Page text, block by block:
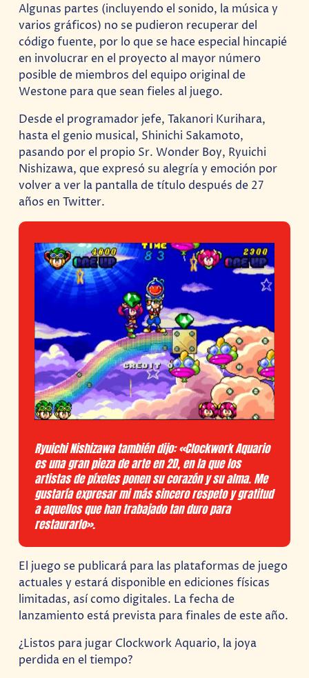
Algunas partes (incluyendo el sonido, la música y
varios gráficos) no se pudieron recuperar del
código fuente, por lo que se hace especial hincapié
en involucrar en el proyecto al mayor número
posible de miembros del equipo original de
Westone para que sean fieles al juego.
Desde el programador jefe, Takanori Kurihara,
hasta el genio musical, Shinichi Sakamoto,
pasando por el propio Sr. Wonder Boy, Ryuichi
Nishizawa, que expresó su alegría y emoción por
volver a ver la pantalla de título después de 27
años en Twitter.
Ryuichi Nishizawa también dijo: «Clockwork Aquario
es una gran pieza de arte en 2D, en la que los
artistas de píxeles ponen su corazón y su alma. Me
gustaría expresar mi más sincero respeto y gratitud
a aquellos que han trabajado tan duro para
restaurarlo».
El juego se publicará para las plataformas de juego
actuales y estará disponible en ediciones físicas
limitadas, así como digitales. La fecha de
lanzamiento está prevista para finales de este año.
¿Listos para jugar Clockwork Aquario, la joya
perdida en el tiempo?